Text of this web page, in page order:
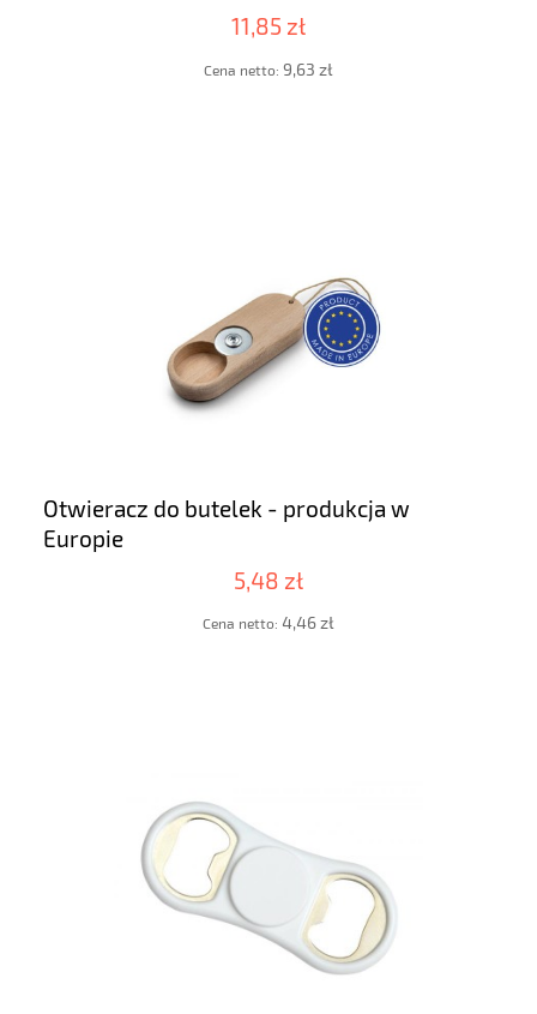
11,85 zł
Cena netto: 9,63 zł
Otwieracz do butelek - produkcja w
Europie
5,48 zł
Cena netto: 4,46 zł